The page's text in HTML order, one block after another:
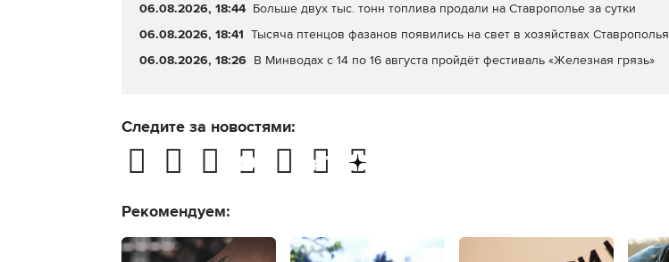
06.08.2026, 18:44 Больше двух тыс. тонн топлива продали на Ставрополье за сутки
06.08.2026, 18:41 Тысяча птенцов фазанов появились на свет в хозяйствах Ставрополья
06.08.2026, 18:26 В Минводах с 14 по 16 августа пройдёт фестиваль «Железная грязь»
Следите за новостями:
Рекомендуем: